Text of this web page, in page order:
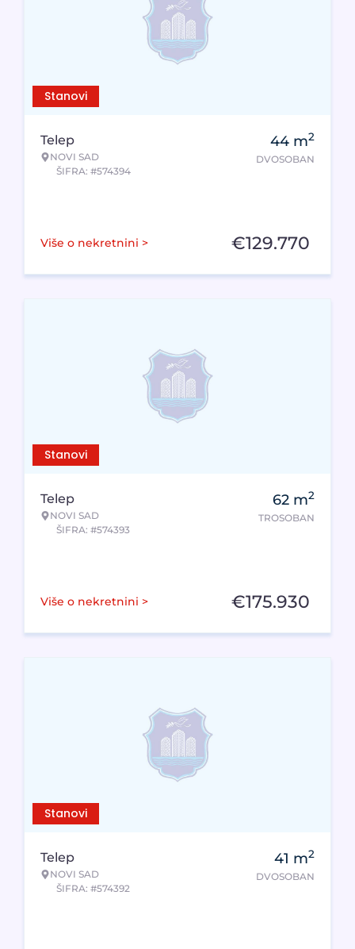
Stanovi
Telep
NOVI SAD
ŠIFRA: #574394
44 m2
DVOSOBAN
Više o nekretnini > €129.770
Stanovi
Telep
NOVI SAD
ŠIFRA: #574393
62 m2
TROSOBAN
Više o nekretnini > €175.930
Stanovi
Telep
NOVI SAD
ŠIFRA: #574392
41 m2
DVOSOBAN